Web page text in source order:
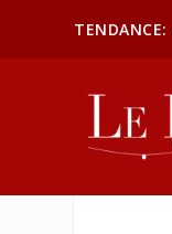
TENDANCE: